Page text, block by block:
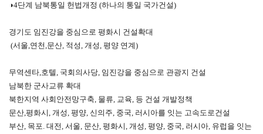
◑4단계 남북통일 헌법개정 (하나의 통일 국가건설)
경기도 임진강을 중심으로 평화시 건설확대
(서울,연천,문산, 적성, 개성, 평양 연계)
무역센타,호텔, 국회의사당, 임진강을 중심으로 관광지 건설
남북한 군사교류 확대
북한지역 사회안전망구축, 물류, 교육, 등 건설 개발정책
문산,평화시, 개성, 평양, 신의주, 중국, 러시아를 잇는 고속도로건설
부산, 목포. 대전, 서울, 문산, 평화시, 개성, 평양, 중국, 러시아, 유럽을 잇는